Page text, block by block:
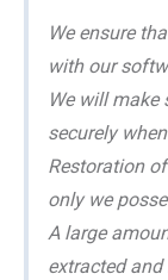
We ensure
with our
We will make
securely
Restoration
only we
A large
extracted